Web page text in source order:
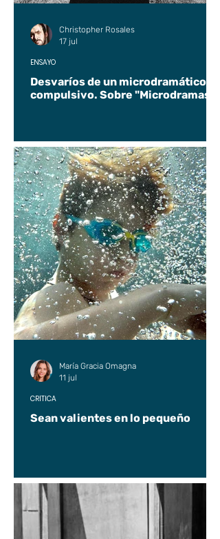
Desvaríos de un microdramático
compulsivo. Sobre "Microdramas".
ENSAYO
Christopher Rosales
17 jul
Sean valientes en lo pequeño
CRÍTICA
María Gracia Omagna
11 jul